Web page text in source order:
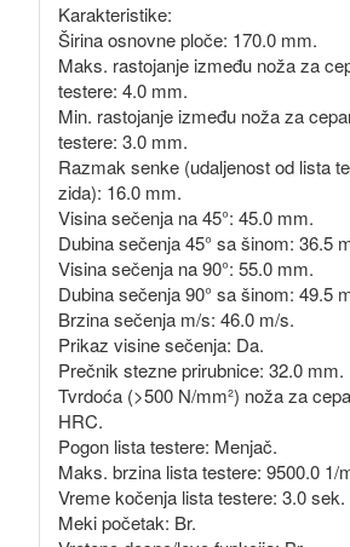
Karakteristike:
Širina osnovne ploče: 170.0 mm.
Maks. rastojanje između noža za
testere: 4.0 mm.
Min. rastojanje između noža za
testere: 3.0 mm.
Razmak senke (udaljenost od lista
zida): 16.0 mm.
Visina sečenja na 45°: 45.0 mm.
Dubina sečenja 45° sa šinom: 36.5
Visina sečenja na 90°: 55.0 mm.
Dubina sečenja 90° sa šinom: 49.5
Brzina sečenja m/s: 46.0 m/s.
Prikaz visine sečenja: Da.
Prečnik stezne prirubnice: 32.0 mm.
Tvrdoća (>500 N/mm²) noža za
HRC.
Pogon lista testere: Menjač.
Maks. brzina lista testere: 9500.0 1/
Vreme kočenja lista testere: 3.0 sek.
Meki početak: Br.